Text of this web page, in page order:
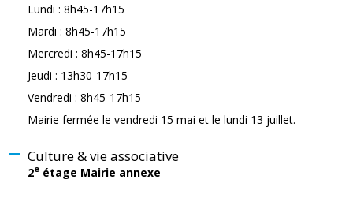
Lundi : 8h45-17h15
Mardi : 8h45-17h15
Mercredi : 8h45-17h15
Jeudi : 13h30-17h15
Vendredi : 8h45-17h15
Mairie fermée le vendredi 15 mai et le lundi 13 juillet.
Culture & vie associative
2e étage Mairie annexe